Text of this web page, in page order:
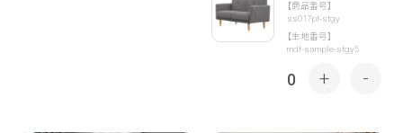
【商品番号】
ss017pf-stgy
【生地番号】
mdf-sample-stgy5
0 + -